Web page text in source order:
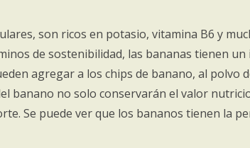
son ricos en potasio, vitamina B6 y
de sostenibilidad, las bananas tienen
agregar a los chips de banano, al polvo
banano no solo conservarán el valor
Se puede ver que los bananos tienen la